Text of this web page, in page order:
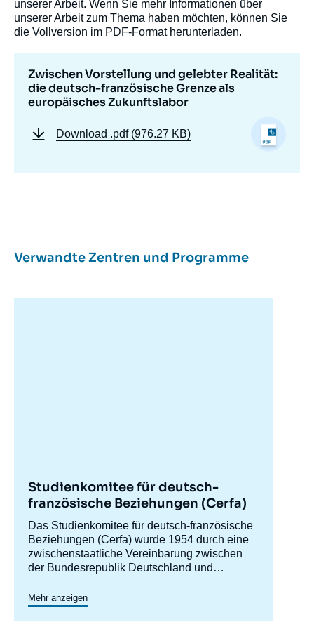
unserer Arbeit. Wenn Sie mehr Informationen über
unserer Arbeit zum Thema haben möchten, können Sie
die Vollversion im PDF-Format herunterladen.
Zwischen Vorstellung und gelebter Realität:
die deutsch-französische Grenze als
europäisches Zukunftslabor
Download .pdf (976.27 KB)
Verwandte Zentren und Programme
Studienkomitee für deutsch-
französische Beziehungen (Cerfa)
Accroche
centre
Das Studienkomitee für deutsch-französische
Beziehungen (Cerfa) wurde 1954 durch eine
zwischenstaatliche Vereinbarung zwischen
der Bundesrepublik Deutschland und
Deutschland in Frankreich zu vertiefen und
die deutsch-französischen Beziehungen,
einschließlich ihrer europäischen und
deutschen Stiftungen und Think Tanks. Neben
seiner Forschungs- und Debattenarbeit fördert
das Cerfa die Entstehung einer neuen
Mehr anzeigen
Image
couverture
de
la
publication
Claire DEMESMAY, Direktorin des Institut
Kopieren